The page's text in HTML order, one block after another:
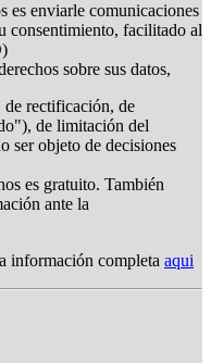
es enviarle comunicaciones
consentimiento, facilitado al
sobre sus datos,
de rectificación, de
de limitación del
ser objeto de decisiones
es gratuito. También
ante la
información completa aqui